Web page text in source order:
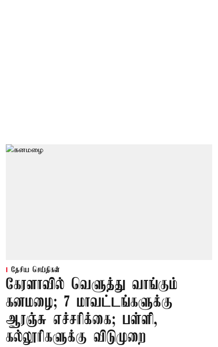
தேசிய செய்திகள்
கேரளாவில் வெளுத்து வாங்கும்
கனமழை; 7 மாவட்டங்களுக்கு
ஆரஞ்சு எச்சரிக்கை; பள்ளி,
கல்லூரிகளுக்கு விடுமுறை